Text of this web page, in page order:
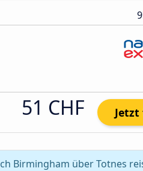
51 CHF
Birmingham über Totnes